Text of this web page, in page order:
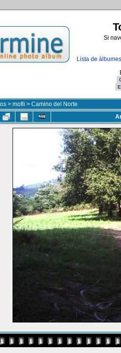
Si
Lista de álbumes
> mofli > Camino del Norte